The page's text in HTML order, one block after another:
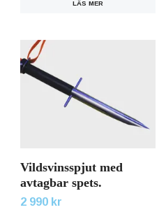
LÄS MER
Vildsvinsspjut med
avtagbar spets.
2 990 kr